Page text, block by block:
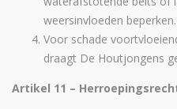
weersinvloeden beperken.
Voor schade
draagt De Houtjongens
Artikel 11 –